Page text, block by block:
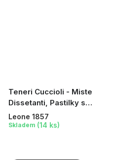
Teneri Cuccioli - Miste
Dissetanti, Pastilky s
ovocnou příchutí, v
plechové dóze, 30 g
Leone 1857
Skladem (14 ks)